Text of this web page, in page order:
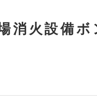
消火設備ボ